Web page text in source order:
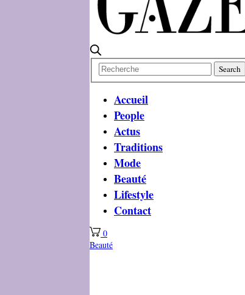
Accueil
People
Actus
Traditions
Mode
Beauté
Lifestyle
Contact
0
Beauté